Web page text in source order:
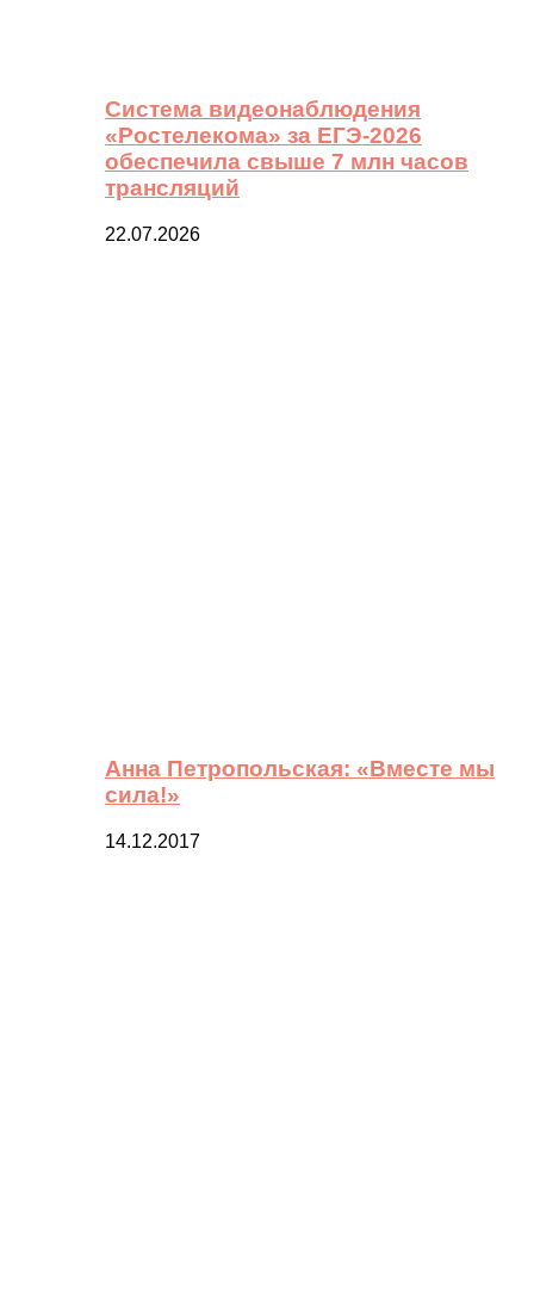
Система видеонаблюдения
«Ростелекома» за ЕГЭ-2026
обеспечила свыше 7 млн часов
трансляций
22.07.2026
Анна Петропольская: «Вместе мы
сила!»
14.12.2017